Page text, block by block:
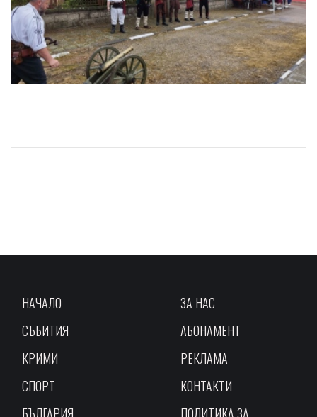
НАЧАЛО
СЪБИТИЯ
КРИМИ
СПОРТ
ЗА НАС
АБОНАМЕНТ
РЕКЛАМА
КОНТАКТИ